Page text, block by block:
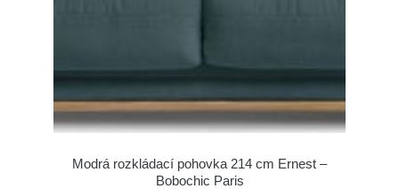
Modrá rozkládací pohovka 214 cm Ernest –
Bobochic Paris